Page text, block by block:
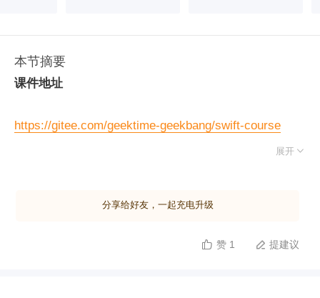
本节摘要
课件地址
https://gitee.com/geektime-geekbang/swift-course
展开 
分享给好友，一起充电升级
 赞 1  提建议